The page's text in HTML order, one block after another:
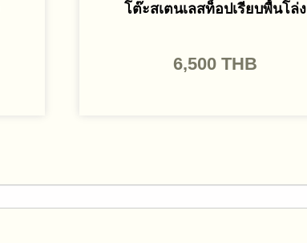
โต๊ะสเตนเลสท็อปเรียบพื้นโล่ง
6,500 THB